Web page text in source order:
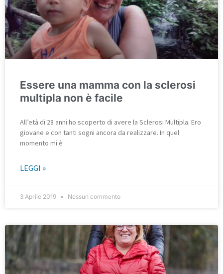
Essere una mamma con la sclerosi
multipla non è facile
All’età di 28 anni ho scoperto di avere la Sclerosi Multipla. Ero
giovane e con tanti sogni ancora da realizzare. In quel
momento mi è
LEGGI »
3 Aprile 2019 Nessun commento